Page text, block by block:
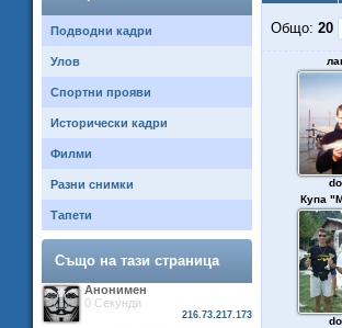
Подводни кадри
Улов
Спортни прояви
Исторически кадри
Филми
Разни снимки
Тапети
Също на тази страница
Анонимен
0 Секунди
216.73.217.173
Общо: 20
Купа